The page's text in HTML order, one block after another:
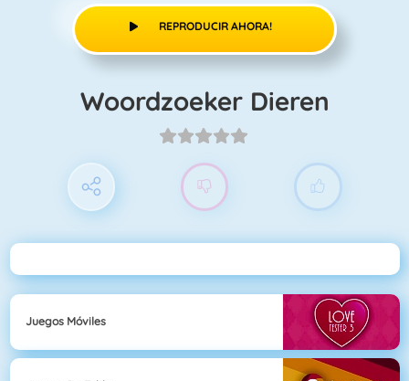
REPRODUCIR AHORA!
Woordzoeker Dieren
Juegos Móviles